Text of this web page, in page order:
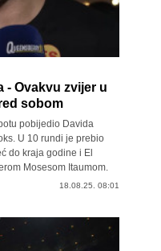
- Ovakvu zvijer u
sobom
pobijedio Davida
U 10 rundi je prebio
do kraja godine i El
Mosesom Itaumom.
18.08.25. 08:01